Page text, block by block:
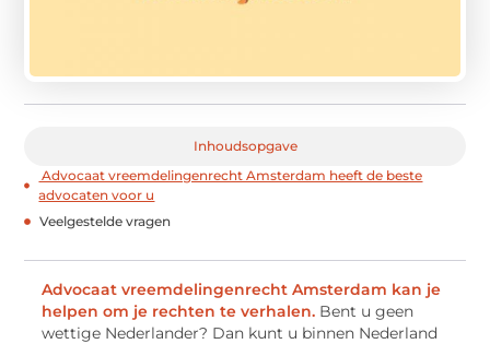
Inhoudsopgave
Advocaat vreemdelingenrecht Amsterdam heeft de beste
advocaten voor u
Veelgestelde vragen
Advocaat vreemdelingenrecht Amsterdam kan je
helpen om je rechten te verhalen. Bent u geen
wettige Nederlander? Dan kunt u binnen Nederland